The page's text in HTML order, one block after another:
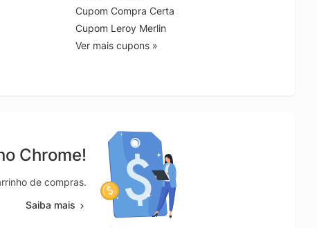
Cupom Compra Certa
Cupom Leroy Merlin
Ver mais cupons »
Chrome!
de compras.
Saiba mais